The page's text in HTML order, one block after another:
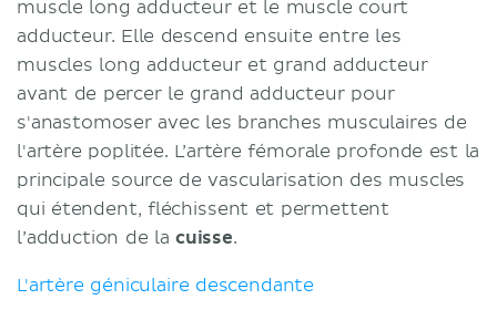
muscle long adducteur et le muscle court
adducteur. Elle descend ensuite entre les
muscles long adducteur et grand adducteur
avant de percer le grand adducteur pour
s'anastomoser avec les branches musculaires de
l'artère poplitée. L’artère fémorale profonde est la
principale source de vascularisation des muscles
qui étendent, fléchissent et permettent
l’adduction de la cuisse.
L'artère géniculaire descendante